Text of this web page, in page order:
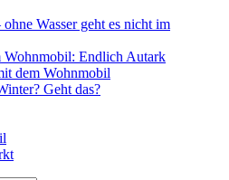
Wasser geht es nicht im
Wohnmobil: Endlich Autark
dem Wohnmobil
Geht das?